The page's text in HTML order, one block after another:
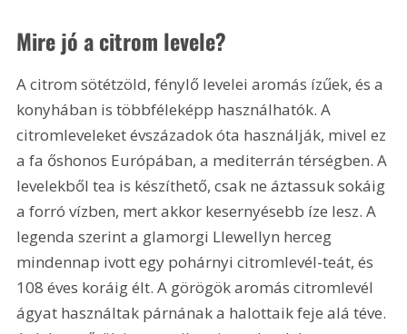
Mire jó a citrom levele?
A citrom sötétzöld, fénylő levelei aromás ízűek, és a
konyhában is többféleképp használhatók. A
citromleveleket évszázadok óta használják, mivel ez
a fa őshonos Európában, a mediterrán térségben. A
levelekből tea is készíthető, csak ne áztassuk sokáig
a forró vízben, mert akkor kesernyésebb íze lesz. A
legenda szerint a glamorgi Llewellyn herceg
mindennap ivott egy pohárnyi citromlevél-teát, és
108 éves koráig élt. A görögök aromás citromlevél
ágyat használtak párnának a halottaik feje alá téve.